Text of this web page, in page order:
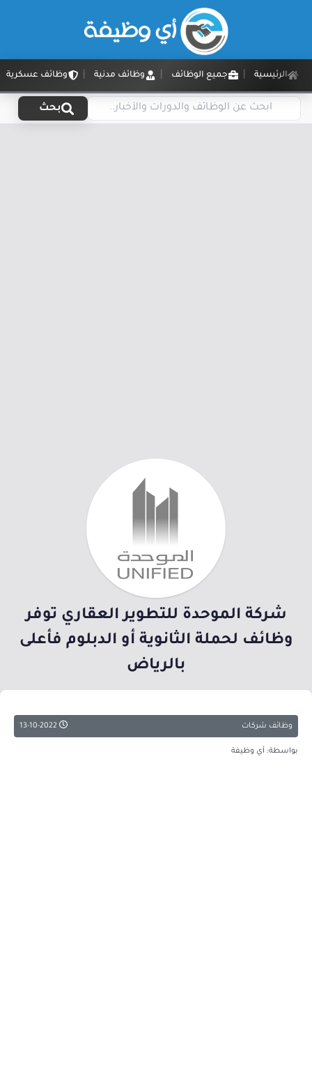
الرئيسية جميع الوظائف وظائف مدنية وظائف عسكرية
بحث
شركة الموحدة للتطوير العقاري توفر
وظائف لحملة الثانوية أو الدبلوم فأعلى
بالرياض
وظائف شركات
بواسطة: أي وظيفة